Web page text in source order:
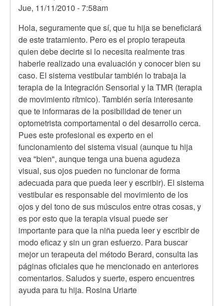
Jue, 11/11/2010 - 7:58am
En
respuesta
a
Hola,
mi
hija
tiene
13
años
y
por
Anónimo
(no
verificado)
Hola, seguramente que sí, que tu hija se beneficiará
de este tratamiento. Pero es el propio terapeuta
quien debe decirte si lo necesita realmente tras
haberle realizado una evaluación y conocer bien su
caso. El sistema vestibular también lo trabaja la
terapia de la Integración Sensorial y la TMR (terapia
de movimiento rítmico). También sería interesante
que te informaras de la posibilidad de tener un
optometrista comportamental o del desarrollo cerca.
Pues este profesional es experto en el
funcionamiento del sistema visual (aunque tu hija
vea "bien", aunque tenga una buena agudeza
visual, sus ojos pueden no funcionar de forma
adecuada para que pueda leer y escribir). El sistema
vestibular es responsable del movimiento de los
ojos y del tono de sus músculos entre otras cosas, y
es por esto que la terapia visual puede ser
importante para que la niña pueda leer y escribir de
modo eficaz y sin un gran esfuerzo. Para buscar
mejor un terapeuta del método Berard, consulta las
páginas oficiales que he mencionado en anteriores
comentarios. Saludos y suerte, espero encuentres
ayuda para tu hija. Rosina Uriarte